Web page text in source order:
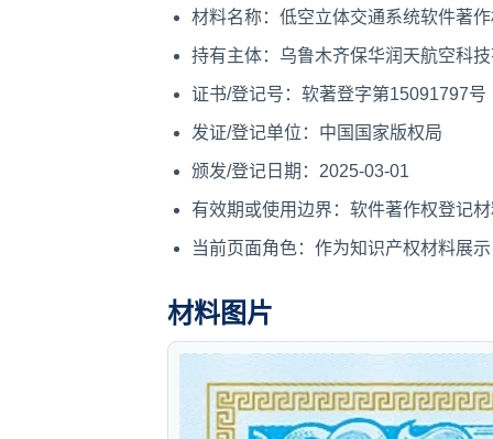
材料名称：低空立体交通系统软件著
持有主体：乌鲁木齐保华润天航空科
证书/登记号：软著登字第15091797号
发证/登记单位：中国国家版权局
颁发/登记日期：2025-03-01
有效期或使用边界：软件著作权登记
当前页面角色：作为知识产权材料展示
材料图片